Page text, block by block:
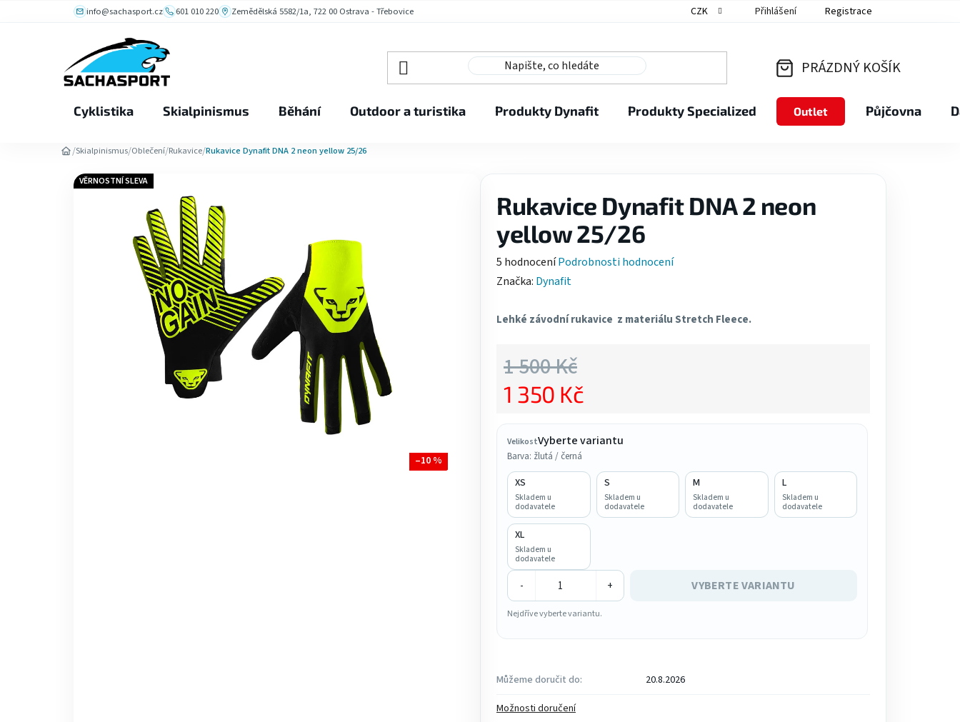
info@sachasport.cz 601 010 220 Zemědělská 5582/1a, 722 00 Ostrava - Třebovice CZK Přihlášení Registrace
KOŠÍK
PRÁZDNÝ KOŠÍK
Cyklistika Skialpinismus Běhání Outdoor a turistika Produkty Dynafit Produkty Specialized Outlet Půjčovna
/Skialpinismus/Oblečení/Rukavice/Rukavice Dynafit DNA 2 neon yellow 25/26
Rukavice Dynafit DNA 2 neon
yellow 25/26
Průměrné
hodnocení
je
hvězdiček.
5 hodnoceníPodrobnosti hodnocení
Značka: Dynafit
Lehké závodní rukavice z materiálu Stretch Fleece.
VelikostVyberte variantu
Barva: žlutá / černá
XS
Skladem u
dodavatele
S
Skladem u
dodavatele
M
Skladem u
dodavatele
L
Skladem u
dodavatele
XL
Skladem u
dodavatele
- + VYBERTE VARIANTU
Nejdříve vyberte variantu.
Můžeme doručit do:
20.8.2026
Možnosti doručení
1 500 Kč
1 350 Kč
VĚRNOSTNÍ SLEVA
–10 %